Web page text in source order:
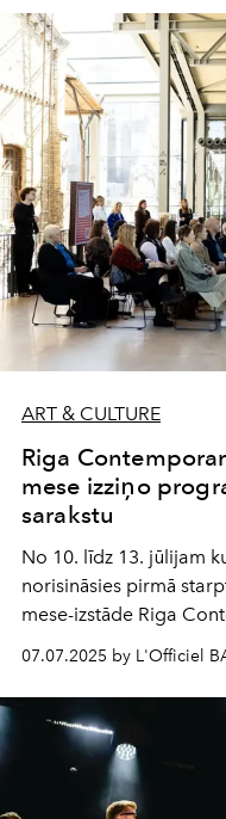
«Es mīlu Art Deco»
apģērbs un aksesuāri.
ART & CULTURE
Riga
mese izziņo
sarakstu
No 10. līdz 13. jūlijam
norisināsies pirmā
mese-izstāde Riga
07.07.2025 by L'Officiel